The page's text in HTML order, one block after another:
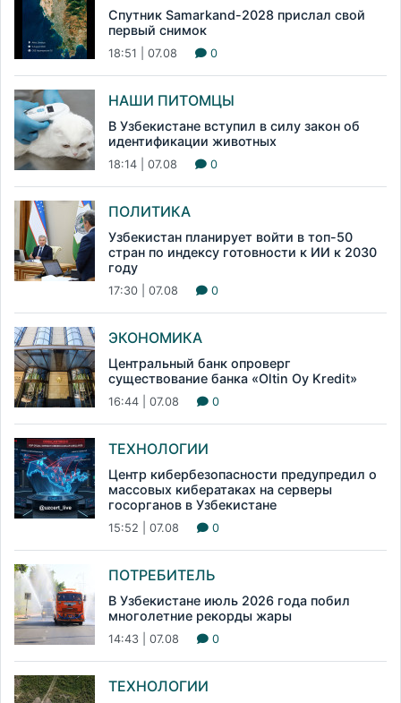
Спутник Samarkand-2028 прислал свой
первый снимок
18:51 | 07.08 0
НАШИ ПИТОМЦЫ
В Узбекистане вступил в силу закон об
идентификации животных
18:14 | 07.08 0
ПОЛИТИКА
Узбекистан планирует войти в топ-50
стран по индексу готовности к ИИ к 2030
году
17:30 | 07.08 0
ЭКОНОМИКА
Центральный банк опроверг
существование банка «Oltin Oy Kredit»
16:44 | 07.08 0
ТЕХНОЛОГИИ
Центр кибербезопасности предупредил о
массовых кибератаках на серверы
госорганов в Узбекистане
15:52 | 07.08 0
ПОТРЕБИТЕЛЬ
В Узбекистане июль 2026 года побил
многолетние рекорды жары
14:43 | 07.08 0
ТЕХНОЛОГИИ